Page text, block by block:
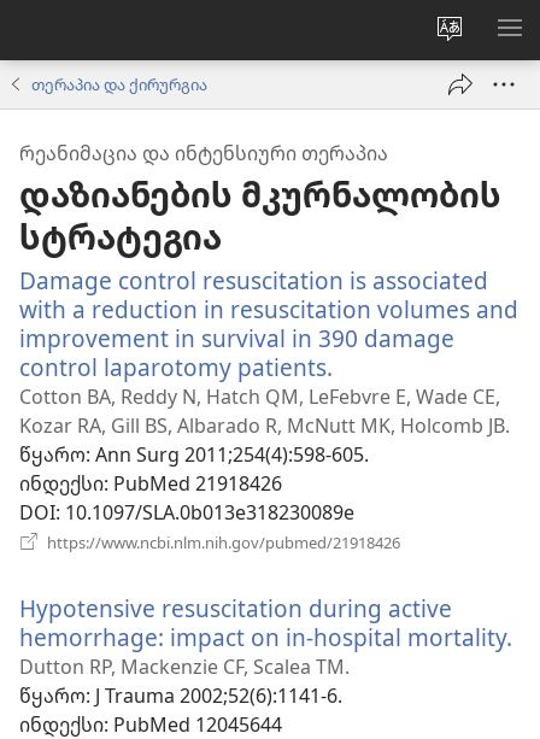
ენის
შეცვლა
თერაპია და ქირურგია
ᲠᲔᲐᲜᲘᲛᲐᲪᲘᲐ ᲓᲐ ᲘᲜᲢᲔᲜᲡᲘᲣᲠᲘ ᲗᲔᲠᲐᲞᲘᲐ
დაზიანების მკურნალობის
სტრატეგია
Damage control resuscitation is associated
with a reduction in resuscitation volumes and
improvement in survival in 390 damage
control laparotomy patients.
ახალი
ფანჯარა)
Cotton BA, Reddy N, Hatch QM, LeFebvre E, Wade CE,
Kozar RA, Gill BS, Albarado R, McNutt MK, Holcomb JB.
წყარო‎: Ann Surg 2011;254(4):598-605.
ინდექსი‎: PubMed 21918426
DOI‎: 10.1097/SLA.0b013e318230089e
https://www.ncbi.nlm.nih.gov/pubmed/21918426
Hypotensive resuscitation during active
hemorrhage: impact on in-hospital mortality.
Dutton RP, Mackenzie CF, Scalea TM.
წყარო‎: J Trauma 2002;52(6):1141-6.
ინდექსი‎: PubMed 12045644